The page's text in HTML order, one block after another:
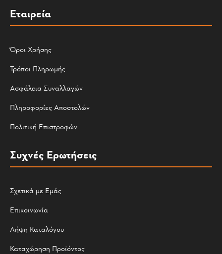
Εταιρεία
Όροι Χρήσης
Τρόποι Πληρωμής
Ασφάλεια Συναλλαγών
Πληροφορίες Αποστολών
Πολιτική Επιστροφών
Συχνές Ερωτήσεις
Σχετικά με Εμάς
Επικοινωνία
Λήψη Καταλόγου
Καταχώρηση Προϊόντος